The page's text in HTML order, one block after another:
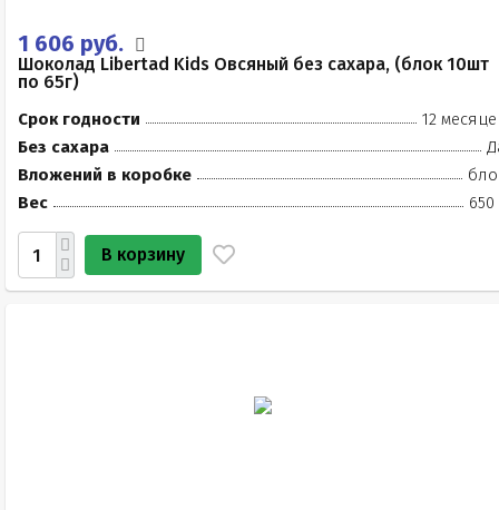
1 606 руб.
Шоколад Libertad Kids Овсяный без сахара, (блок 10шт
по 65г)
Срок годности
12
Без сахара
Вложений в коробке
Вес
650
В корзину